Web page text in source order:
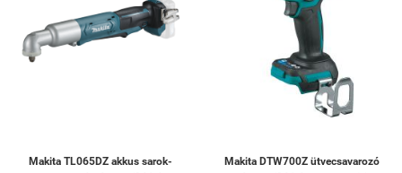
Makita TL065DZ akkus sarok-
Makita DTW700Z ütvecsavarozó